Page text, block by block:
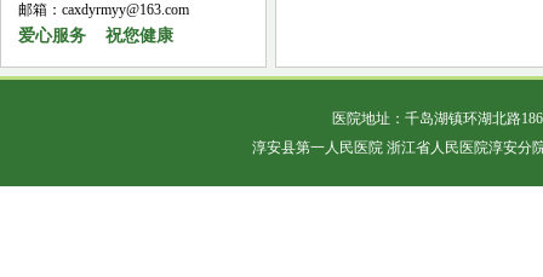
邮箱：caxdyrmyy@163.com
爱心服务 祝您健康
医院地址：千岛湖镇环湖北路
淳安县第一人民医院 浙江省人民医院淳安分